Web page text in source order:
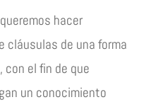
hacer
cláusulas de una forma
con el fin de que
un conocimiento